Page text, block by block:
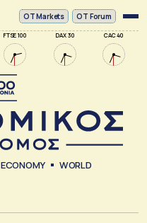
FTSE 100 DAX 30 CAC 40
ΟΤ Markets OT Forum
ECONOMY WORLD